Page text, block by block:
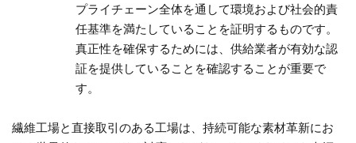
プライチェーン全体を通して環境および社会的責
任基準を満たしていることを証明するものです。
真正性を確保するためには、供給業者が有効な認
証を提供していることを確認することが重要で
す。
繊維工場と直接取引のある工場は、持続可能な素材革新にお